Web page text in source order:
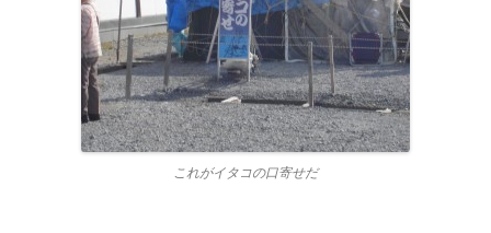
これがイタコの口寄せだ